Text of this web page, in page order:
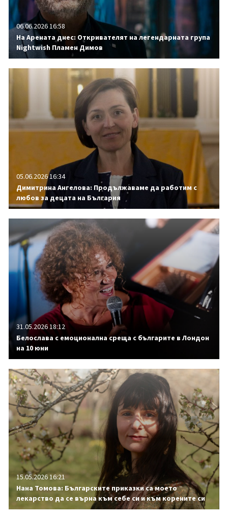
06.06.2026 16:58
На Арената днес: Откривателят на легендарната група
Nightwish Пламен Димов
05.06.2026 16:34
Димитрина Ангелова: Продължаваме да работим с
любов за децата на България
31.05.2026 18:12
Белослава с емоционална среща с българите в Лондон
на 10 юни
15.05.2026 16:21
Нана Томова: Българските приказки са моето
лекарство да се върна към себе си и към корените си